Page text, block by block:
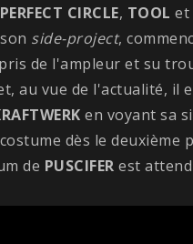
CIRCLE, TOOL et
side-project,
de l'ampleur et su
au vue de l'actualité, il
en voyant sa
dès le deuxième
de PUSCIFER est